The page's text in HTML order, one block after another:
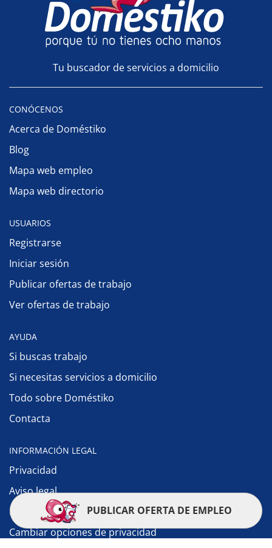
Tu buscador de servicios a domicilio
CONÓCENOS
Acerca de Doméstiko
Blog
Mapa web empleo
Mapa web directorio
USUARIOS
Registrarse
Iniciar sesión
Publicar ofertas de trabajo
Ver ofertas de trabajo
AYUDA
Si buscas trabajo
Si necesitas servicios a domicilio
Todo sobre Doméstiko
Contacta
INFORMACIÓN LEGAL
Privacidad
Aviso legal
Política de cookies
Cambiar opciones de privacidad
PUBLICAR OFERTA DE EMPLEO